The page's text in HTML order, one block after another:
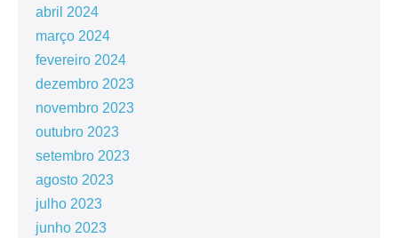
abril 2024
março 2024
fevereiro 2024
dezembro 2023
novembro 2023
outubro 2023
setembro 2023
agosto 2023
julho 2023
junho 2023